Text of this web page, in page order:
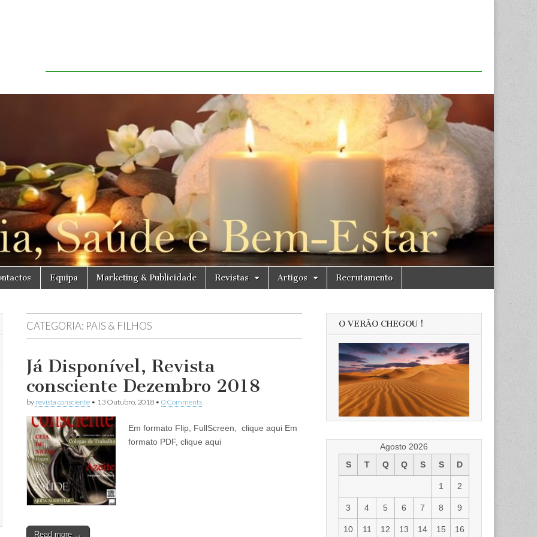
Equipa Marketing & Publicidade Revistas Artigos Recrutamento
CATEGORIA: PAIS & FILHOS
Já Disponível, Revista
consciente Dezembro 2018
by revista consciente• 13 Outubro, 2018• 0 Comments
Em formato Flip, FullScreen, clique aqui Em
formato PDF, clique aqui
Read more →
O VERÃO CHEGOU !
Agosto 2026
S
T Q Q S S D
1 2
3 4 5 6 7 8 9
10 11 12 13 14 15 16